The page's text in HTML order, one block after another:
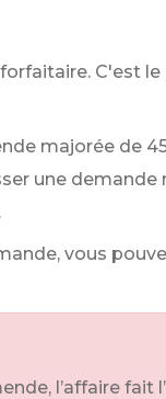
C'est le
majorée de
une
.
vous
l’affaire